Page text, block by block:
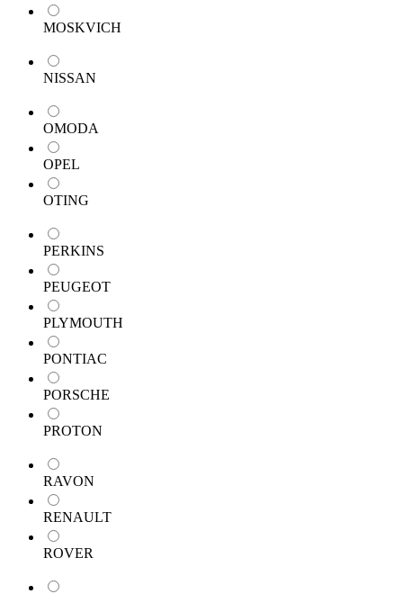
MOSKVICH
NISSAN
OMODA
OPEL
OTING
PERKINS
PEUGEOT
PLYMOUTH
PONTIAC
PORSCHE
PROTON
RAVON
RENAULT
ROVER